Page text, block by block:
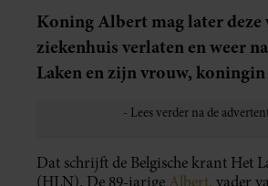
Koning Albert mag later deze
ziekenhuis verlaten en weer
Laken en zijn vrouw, koningin
Dat schrijft de Belgische krant Het
(HLN). De 89-jarige Albert, vader